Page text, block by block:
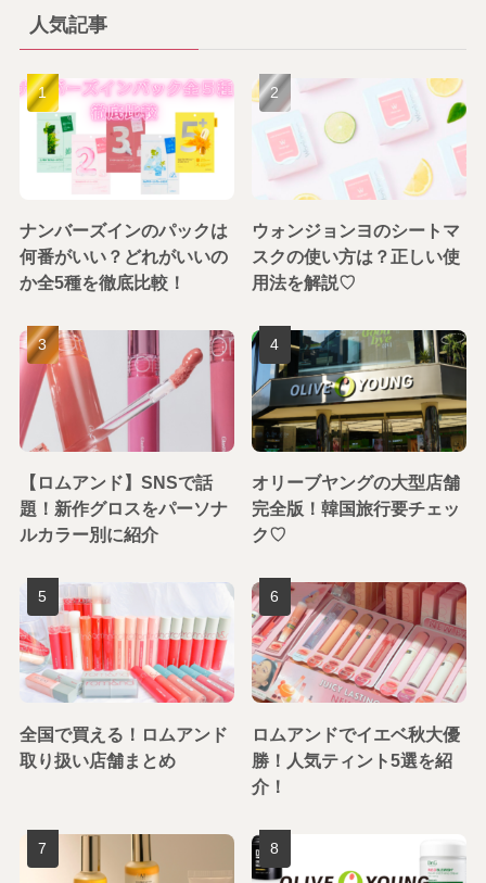
人気記事
ナンバーズインのパックは
何番がいい？どれがいいの
か全5種を徹底比較！
ウォンジョンヨのシートマ
スクの使い方は？正しい使
用法を解説♡
【ロムアンド】SNSで話
題！新作グロスをパーソナ
ルカラー別に紹介
オリーブヤングの大型店舗
完全版！韓国旅行要チェッ
ク♡
全国で買える！ロムアンド
取り扱い店舗まとめ
ロムアンドでイエベ秋大優
勝！人気ティント5選を紹
介！